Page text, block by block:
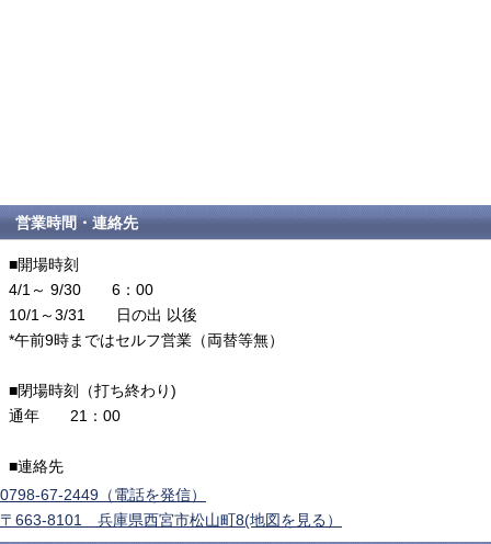
営業時間・連絡先
■開場時刻
4/1～ 9/30 6：00
10/1～3/31 日の出 以後
*午前9時まではセルフ営業（両替等無）
■閉場時刻（打ち終わり)
通年 21：00
■連絡先
0798-67-2449（電話を発信）
〒663-8101 兵庫県西宮市松山町8(地図を見る）